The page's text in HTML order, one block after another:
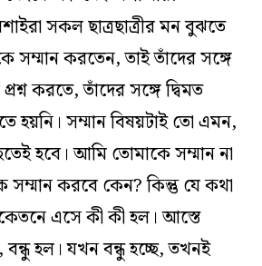
সকল ছাত্রছাত্রীর মন বুঝতে
সম্মান করতেন, তাই তাঁদের সঙ্গে
করতে, তাঁদের সঙ্গে দ্বিমত
হয়নি। সম্মান বিষয়টাই তো এমন,
হবে। আমি তোমাকে সম্মান না
করবে কেন? কিন্তু যে কথা
এসে কী কী হল। আস্তে
বন্ধু হল। যখন বন্ধু হচ্ছে, তখনই